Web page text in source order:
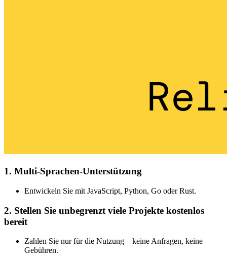
1. Multi-Sprachen-Unterstützung
Entwickeln Sie mit JavaScript, Python, Go oder Rust.
2. Stellen Sie unbegrenzt viele Projekte kostenlos
bereit
Zahlen Sie nur für die Nutzung – keine Anfragen, keine
Gebühren.